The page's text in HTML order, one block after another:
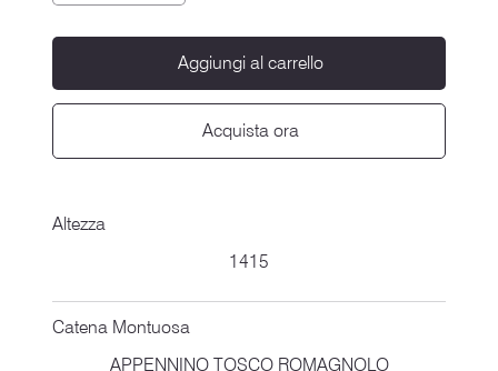
Aggiungi al carrello
Acquista ora
Altezza
1415
Catena Montuosa
APPENNINO TOSCO ROMAGNOLO